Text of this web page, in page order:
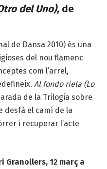
del Uno), de
de Dansa 2010) és una
del nou flamenc
com l’arrel,
Al fondo riela (Lo
de la Trilogia sobre
desfà el camí de la
i recuperar l’acte
Granollers, 12 març a